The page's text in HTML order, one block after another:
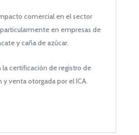
comercial en el sector
en empresas de
y caña de azúcar.
la certificación de registro de
y venta otorgada por el ICA.